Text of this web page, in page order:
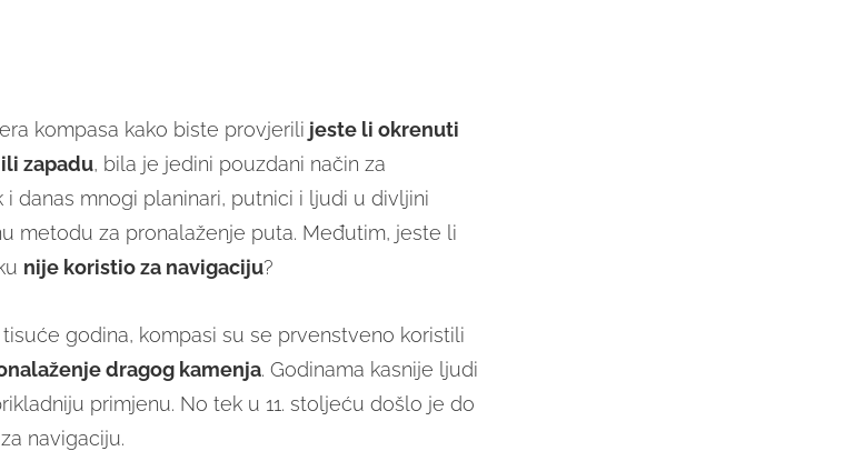
kompasa kako biste provjerili jeste li okrenuti
zapadu, bila je jedini pouzdani način za
i danas mnogi planinari, putnici i ljudi u divljini
metodu za pronalaženje puta. Međutim, jeste li
nije koristio za navigaciju?
godina, kompasi su se prvenstveno koristili
dragog kamenja. Godinama kasnije ljudi
primjenu. No tek u 11. stoljeću došlo je do
navigaciju.